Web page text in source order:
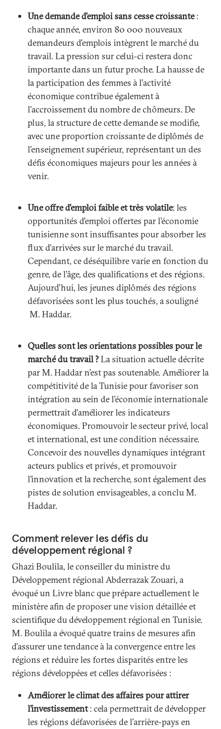
Une demande d’emploi sans cesse croissante:
chaque année, environ 80 000 nouveaux
demandeurs d’emplois intègrent le marché du
travail. La pression sur celui-ci restera donc
importante dans un futur proche. La hausse de
la participation des femmes à l’activité
économique contribue également à
l’accroissement du nombre de chômeurs. De
plus, la structure de cette demande se modifie,
avec une proportion croissante de diplômés de
l’enseignement supérieur, représentant un des
défis économiques majeurs pour les années à
venir.
Une offre d’emploi faible et très volatile: les
opportunités d’emploi offertes par l’économie
tunisienne sont insuffisantes pour absorber les
flux d’arrivées sur le marché du travail.
Cependant, ce déséquilibre varie en fonction du
genre, de l’âge, des qualifications et des régions.
Aujourd’hui, les jeunes diplômés des régions
défavorisées sont les plus touchés, a souligné
M. Haddar.
Quelles sont les orientations possibles pour le
marché du travail ?La situation actuelle décrite
par M. Haddar n’est pas soutenable. Améliorer la
compétitivité de la Tunisie pour favoriser son
intégration au sein de l’économie internationale
permettrait d’améliorer les indicateurs
économiques. Promouvoir le secteur privé, local
et international, est une condition nécessaire.
Concevoir des nouvelles dynamiques intégrant
acteurs publics et privés, et promouvoir
l’innovation et la recherche, sont également des
pistes de solution envisageables, a conclu M.
Haddar.
Comment relever les défis du
développement régional ?
Ghazi Boulila, le conseiller du ministre du
Développement régional Abderrazak Zouari, a
évoqué un Livre blanc que prépare actuellement le
ministère afin de proposer une vision détaillée et
scientifique du développement régional en Tunisie.
M. Boulila a évoqué quatre trains de mesures afin
d’assurer une tendance à la convergence entre les
régions et réduire les fortes disparités entre les
régions développées et celles défavorisées :
Améliorer le climat des affaires pour attirer
l’investissement: cela permettrait de développer
les régions défavorisées de l’arrière-pays en